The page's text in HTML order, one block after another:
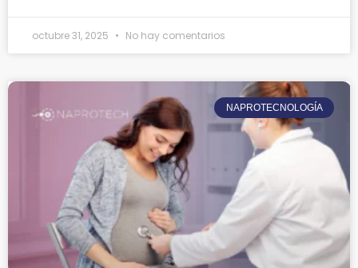
octubre 31, 2025 No hay comentarios
NAPROTECNOLOGÍA